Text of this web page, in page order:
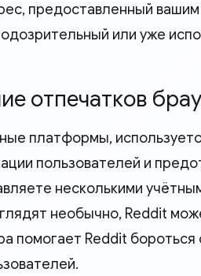
предоставленный
или уже
отпечатков
платформы,
пользователей и
несколькими
необычно, Reddit
помогает Reddit